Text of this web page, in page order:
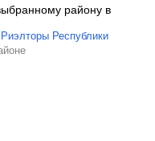
району в
Риэлторы Республики